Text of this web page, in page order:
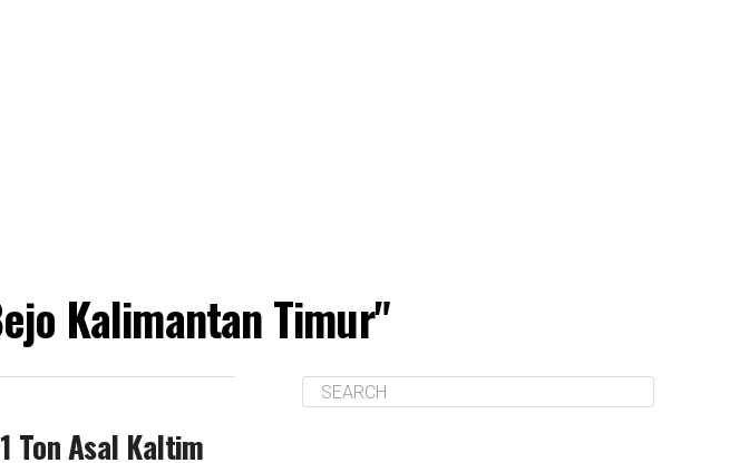
Kalimantan Timur"
Ton Asal Kaltim